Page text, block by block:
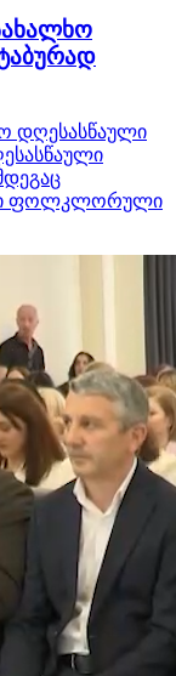
დღესასწაული
ფოლკლორული